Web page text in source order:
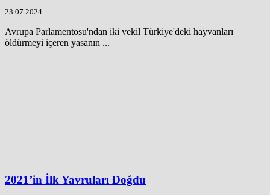
23.07.2024
Avrupa Parlamentosu'ndan iki vekil Türkiye'deki hayvanları
öldürmeyi içeren yasanın ...
2021’in İlk Yavruları Doğdu